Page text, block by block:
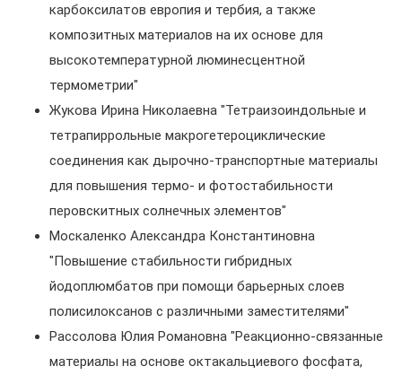
карбоксилатов европия и тербия, а также
композитных материалов на их основе для
высокотемпературной люминесцентной
термометрии"
Жукова Ирина Николаевна "Тетраизоиндольные и
тетрапиррольные макрогетероциклические
соединения как дырочно-транспортные материалы
для повышения термо- и фотостабильности
перовскитных солнечных элементов"
Москаленко Александра Константиновна
"Повышение стабильности гибридных
йодоплюмбатов при помощи барьерных слоев
полисилоксанов с различными заместителями"
Рассолова Юлия Романовна "Реакционно-связанные
материалы на основе октакальциевого фосфата,